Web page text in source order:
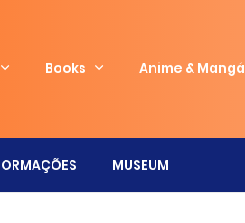
Books Anime & Mangá
MUSEUM